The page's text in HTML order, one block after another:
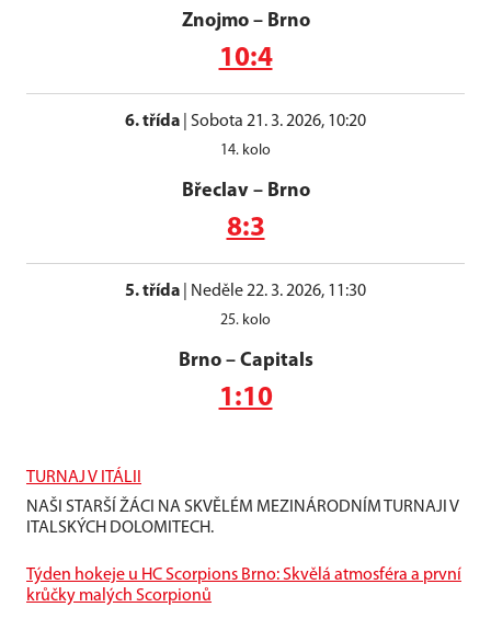
Znojmo– Brno
10:4
6. třída Sobota 21. 3. 2026, 10:20
14. kolo
Břeclav– Brno
8:3
5. třída Neděle 22. 3. 2026, 11:30
25. kolo
Brno– Capitals
1:10
TURNAJ V ITÁLII
NAŠI STARŠÍ ŽÁCI NA SKVĚLÉM MEZINÁRODNÍM TURNAJI V
ITALSKÝCH DOLOMITECH.
Týden hokeje u HC Scorpions Brno: Skvělá atmosféra a první
krůčky malých Scorpionů